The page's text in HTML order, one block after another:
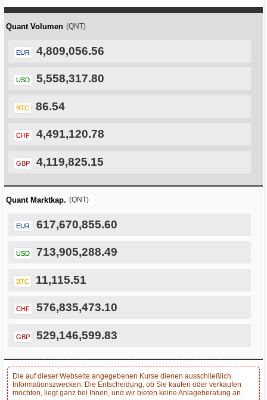
Quant Volumen (QNT)
EUR 4,809,056.56
USD 5,558,317.80
BTC 86.54
CHF 4,491,120.78
GBP 4,119,825.15
Quant Marktkap. (QNT)
EUR 617,670,855.60
USD 713,905,288.49
BTC 11,115.51
CHF 576,835,473.10
GBP 529,146,599.83
Die auf dieser Webseite angegebenen Kurse dienen ausschließlich
Informationszwecken. Die Entscheidung, ob Sie kaufen oder verkaufen
möchten, liegt ganz bei Ihnen, und wir bieten keine Anlageberatung an.